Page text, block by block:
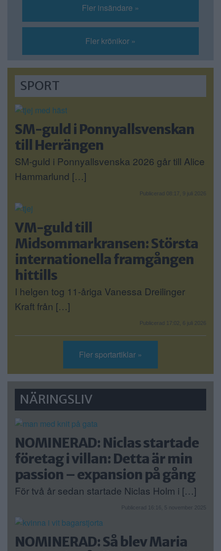
Fler insändare »
Fler krönikor »
SPORT
SM-guld i Ponnyallsvenskan
till Herrängen
SM-guld i Ponnyallsvenska 2026 går till Alice
Hammarlund […]
Publicerad 08:17, 9 juli 2026
VM-guld till
Midsommarkransen: Största
internationella framgången
hittills
I helgen tog 11-åriga Vanessa Dreilinger
Kraft från […]
Publicerad 17:02, 6 juli 2026
Fler sportartiklar »
NÄRINGSLIV
NOMINERAD: Niclas startade
företag i villan: Detta är min
passion – expansion på gång
För två år sedan startade Niclas Holm i […]
Publicerad 16:16, 5 november 2025
NOMINERAD: Så blev Maria